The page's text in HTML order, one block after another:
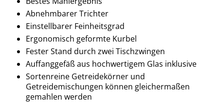
Abnehmbarer Trichter
Einstellbarer Feinheitsgrad
Ergonomisch geformte Kurbel
Fester Stand durch zwei Tischzwingen
Auffanggefäß aus hochwertigem Glas inklusive
Sortenreine Getreidekörner und
Getreidemischungen können gleichermaßen
gemahlen werden